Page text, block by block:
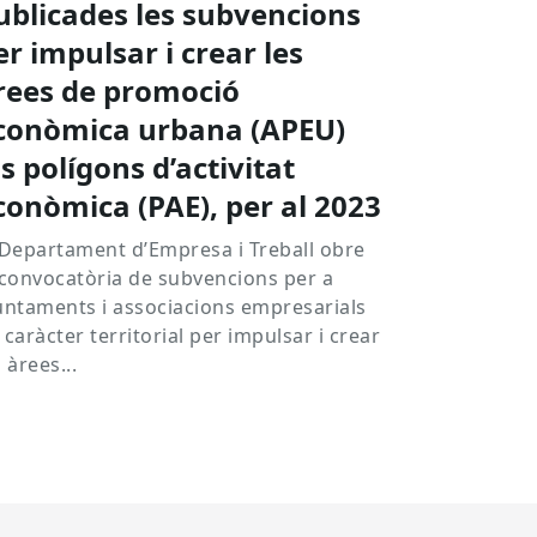
les subvencions
impulsar i crear les
de promoció
urbana (APEU)
polígons d’activitat
(PAE), per al 2023
d’Empresa i Treball obre
de subvencions per a
i associacions empresarials
caràcter territorial per impulsar i crear
àrees...